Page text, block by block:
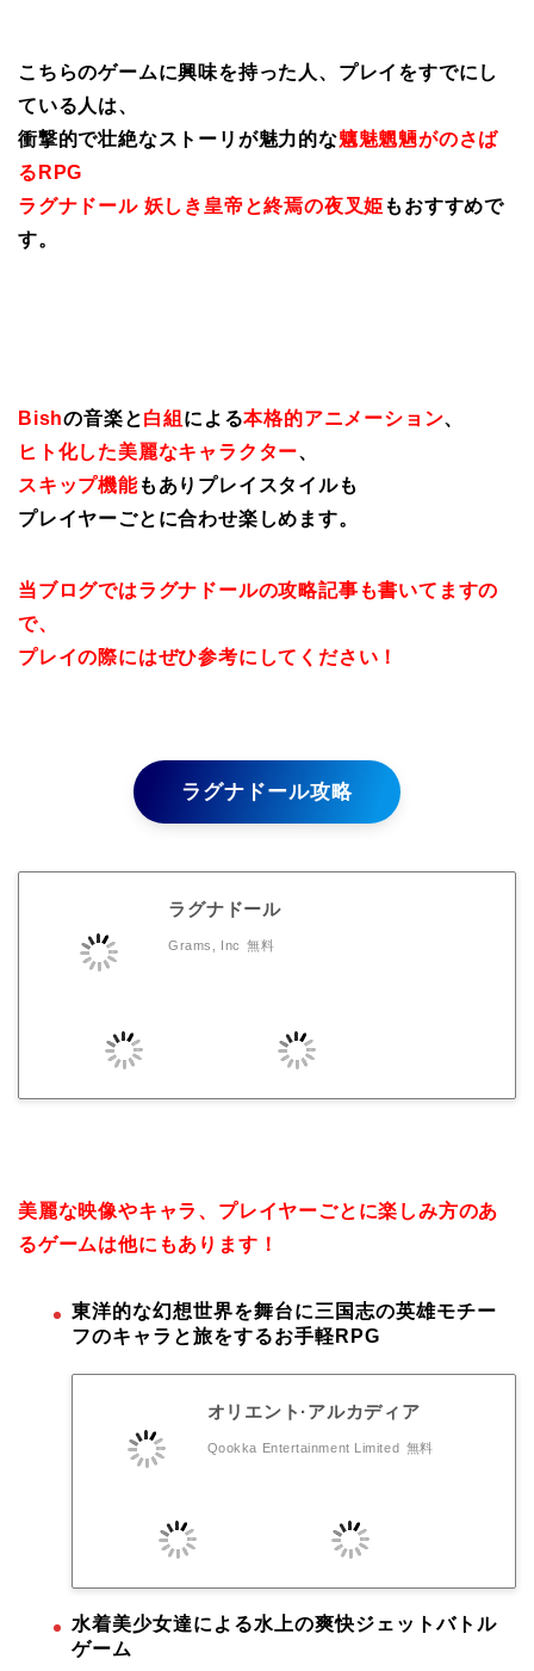
こちらのゲームに興味を持った人、プレイをすでにし
ている人は、
衝撃的で壮絶なストーリが魅力的な魑魅魍魎がのさば
るRPG
ラグナドール 妖しき皇帝と終焉の夜叉姫 もおすすめで
す。
Bishの音楽と白組 による本格的アニメーション、
ヒト化した美麗なキャラクター、
スキップ機能もありプレイスタイルも
プレイヤーごとに合わせ楽しめます。
当ブログではラグナドールの攻略記事も書いてますの
で、
プレイの際にはぜひ参考にしてください！
ラグナドール攻略
ラグナドール
Grams, Inc 無料
美麗な映像やキャラ、プレイヤーごとに楽しみ方のあ
るゲームは他にもあります！
東洋的な幻想世界を舞台に三国志の英雄モチー
フのキャラと旅をするお手軽RPG
オリエント·アルカディア
Qookka Entertainment Limited 無料
水着美少女達による水上の爽快ジェットバトル
ゲーム